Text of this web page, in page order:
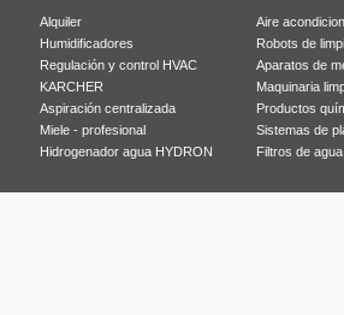
Alquiler
Aire
Humidificadores
Robots de
Regulación y control HVAC
Aparatos de
KARCHER
Maquinaria
Aspiración centralizada
Productos
Miele - profesional
Sistemas de
Hidrogenador agua HYDRON Filtros de